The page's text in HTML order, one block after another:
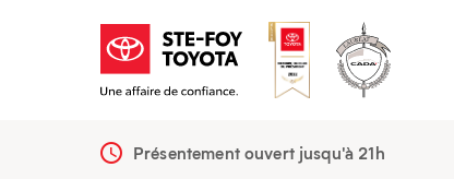
Présentement ouvert jusqu'à 21h